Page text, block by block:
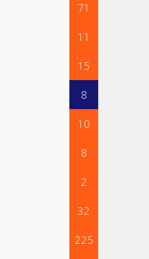
71
11
15
8
10
8
2
32
225